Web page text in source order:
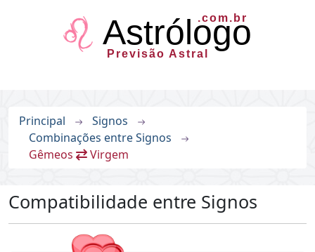
Astrólogo
.com.br
Previsão Astral
Principal
Signos
Combinações entre Signos
Gêmeos
Virgem
Compatibilidade entre Signos